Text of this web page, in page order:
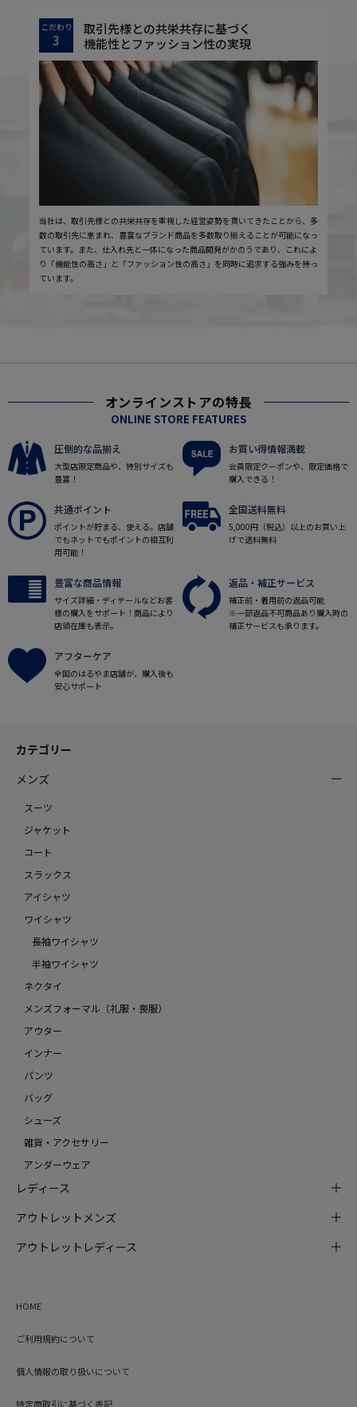
こだわり
3
取引先様との共栄共存に基づく
機能性とファッション性の実現
当社は、取引先様との共栄共存を重視した経営姿勢を貫いてきたことから、多
数の取引先に恵まれ、豊富なブランド商品を多数取り揃えることが可能になっ
ています。また、仕入れ先と一体になった商品開発がかのうであり、これによ
り「機能性の高さ」と「ファッション性の高さ」を同時に追求する強みを持っ
ています。
オンラインストアの特長
ONLINE STORE FEATURES
圧倒的な品揃え
大型店限定商品や、特別サイズも
豊富！
お買い得情報満載
会員限定クーポンや、限定価格で
購入できる！
共通ポイント
ポイントが貯まる、使える。店舗
でもネットでもポイントの相互利
用可能！
全国送料無料
5,000円（税込）以上のお買い上
げで送料無料
豊富な商品情報
サイズ詳細・ディテールなどお客
様の購入をサポート！商品により
店頭在庫も表示。
返品・補正サービス
補正前・着用前の返品可能
※一部返品不可商品あり購入時の
補正サービスも承ります。
アフターケア
全国のはるやま店舗が、購入後も
安心サポート
カテゴリー
メンズ
スーツ
ジャケット
コート
スラックス
アイシャツ
ワイシャツ
長袖ワイシャツ
半袖ワイシャツ
ネクタイ
メンズフォーマル（礼服・喪服）
アウター
インナー
パンツ
バッグ
シューズ
雑貨・アクセサリー
アンダーウェア
レディース
アウトレットメンズ
アウトレットレディース
HOME
ご利用規約について
個人情報の取り扱いについて
特定商取引に基づく表記